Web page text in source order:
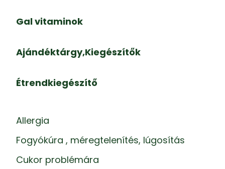
Gal vitaminok
Ajándéktárgy,Kiegészítők
Étrendkiegészítő
Allergia
Fogyókúra , méregtelenítés, lúgosítás
Cukor problémára